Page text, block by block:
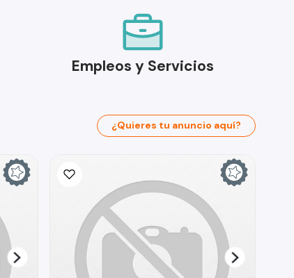
Empleos y Servicios
¿Quieres tu anuncio aquí?